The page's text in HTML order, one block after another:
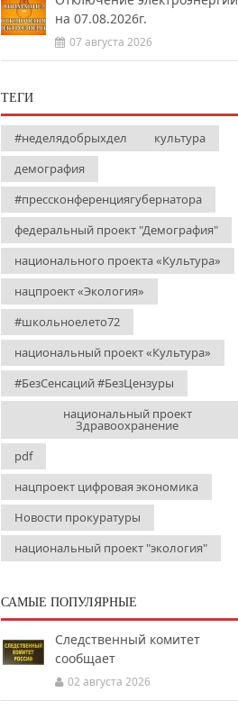
на 07.08.2026г.
07 августа 2026
ТЕГИ
#неделядобрыхдел
культура
демография
#прессконференциягубернатора
федеральный проект "Демография"
национального проекта «Культура»
нацпроект «Экология»
#школьноелето72
национальный проект «Культура»
#БезСенсаций #БезЦензуры
национальный проект
Здравоохранение
pdf
нацпроект цифровая экономика
Новости прокуратуры
национальный проект "экология"
САМЫЕ ПОПУЛЯРНЫЕ
Следственный комитет
сообщает
02 августа 2026